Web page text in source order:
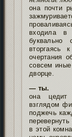
она почти
входила в
буквально
вторгаясь
очертания
совсем
дворце.
— ты.
она цедит
взглядом
поджечь
в этой